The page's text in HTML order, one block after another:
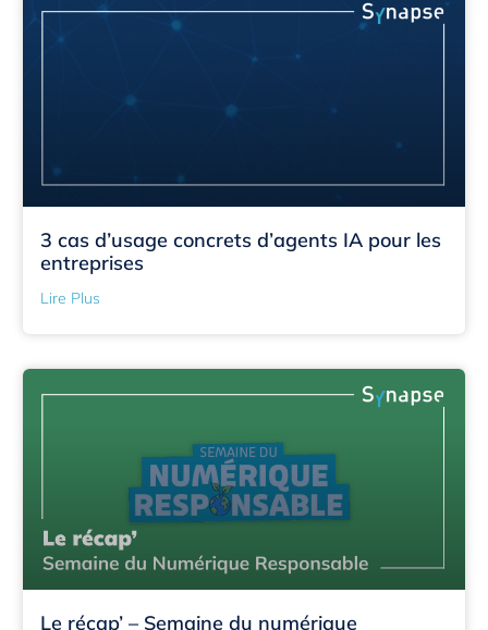
3 cas d’usage concrets d’agents IA pour les
entreprises
Lire Plus
Le récap’ – Semaine du numérique